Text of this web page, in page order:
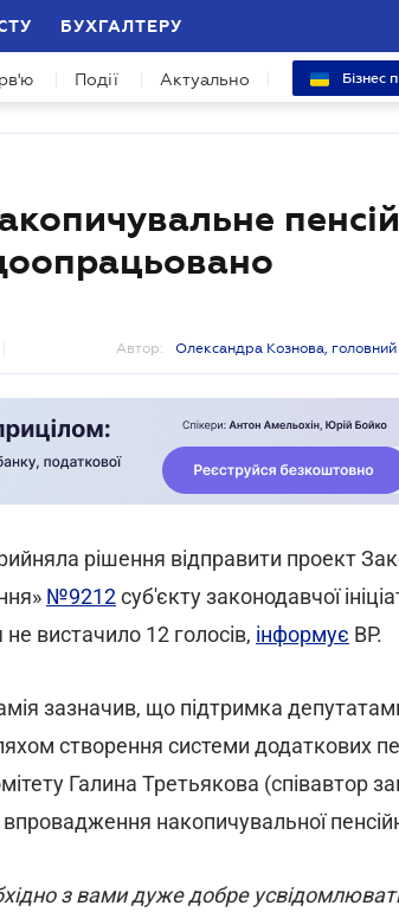
БУХГАЛТЕРУ
Події Актуально Бізнес
Автор: Олександра Кознова,
рішення відправити проект
№9212суб'єкту законодавчої
вистачило 12 голосів, інформує ВР.
зазначив, що підтримка
створення системи додаткових
Галина Третьякова (співавтор
накопичувальної
з вами дуже добре